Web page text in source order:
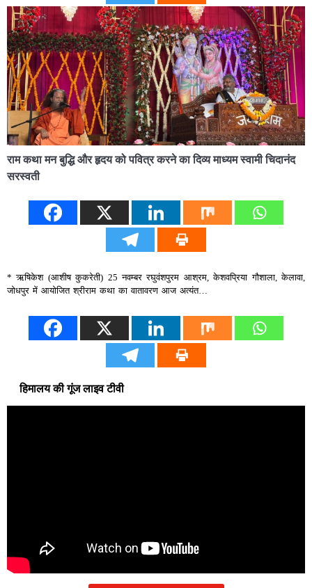
राम कथा मन बुद्धि और हृदय को पवित्र करने का दिव्य माध्यम स्वामी चिदानंद
सरस्वती
* ऋषिकेश (आशीष कुकरेती) 25 नवम्बर रघुवंशपुरम आश्रम, केशवप्रिया गौशाला, केलावा,
जोधपुर में आयोजित श्रीराम कथा का वातावरण आज अत्यंत…
हिमालय की गूंज लाइव टीवी